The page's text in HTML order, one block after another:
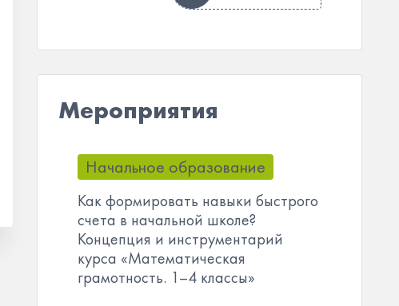
Мероприятия
Начальное образование
Как формировать навыки быстрого
счета в начальной школе?
Концепция и инструментарий
курса «Математическая
грамотность. 1–4 классы»